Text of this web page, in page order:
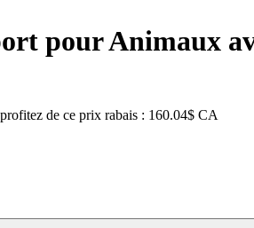
pour Animaux
de ce prix rabais : 160.04$ CA